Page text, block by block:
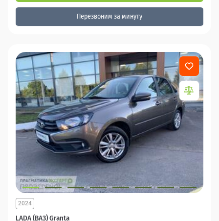
Перезвоним за минуту
LADA (ВАЗ) Granta
2024